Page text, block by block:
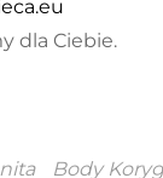
dla Ciebie.
Body